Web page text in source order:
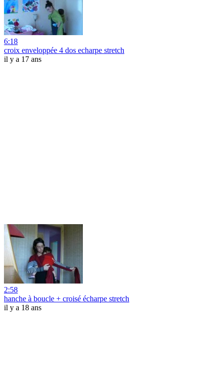
6:18
croix enveloppée 4 dos echarpe stretch
il y a 17 ans
2:58
hanche à boucle + croisé écharpe stretch
il y a 18 ans